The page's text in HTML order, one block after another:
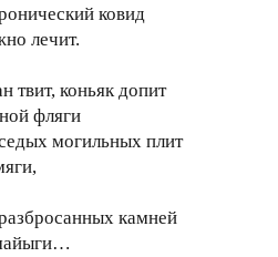
ковид
лечит.
твит, коньяк допит
фляги
могильных плит
камней